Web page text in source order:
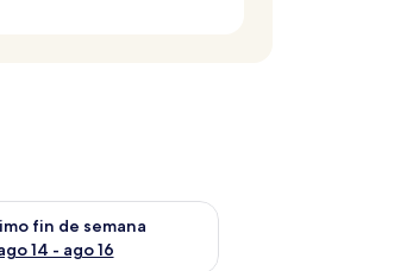
7 - ago 9
fin de semana
14 - ago 16
para el próximo fin de semana ago